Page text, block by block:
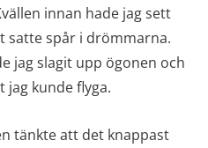
innan hade jag sett
satte spår i drömmarna.
jag slagit upp ögonen och
jag kunde flyga.
tänkte att det knappast